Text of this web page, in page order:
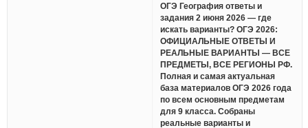
ОГЭ География ответы и
задания 2 июня 2026 — где
искать варианты? ОГЭ 2026:
ОФИЦИАЛЬНЫЕ ОТВЕТЫ И
РЕАЛЬНЫЕ ВАРИАНТЫ — ВСЕ
ПРЕДМЕТЫ, ВСЕ РЕГИОНЫ РФ.
Полная и самая актуальная
база материалов ОГЭ 2026 года
по всем основным предметам
для 9 класса. Собраны
реальные варианты и